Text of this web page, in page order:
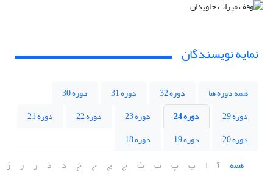
نمایه نویسندگان
همه دوره ها دوره 32 دوره 31
دوره 30
دوره 29
دوره 24 دوره 23 دوره 22
دوره 21
دوره 20
دوره 19
دوره 18
همه
آ ا ب پ ت ث ج چ ح خ د ذ ر ز ژ